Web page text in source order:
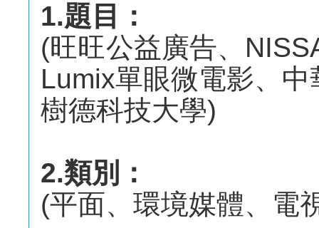
1.題目：
(旺旺公益廣告、
Lumix單眼微電影、
樹德科技大學)
2.類別：
(平面、環境媒體、電